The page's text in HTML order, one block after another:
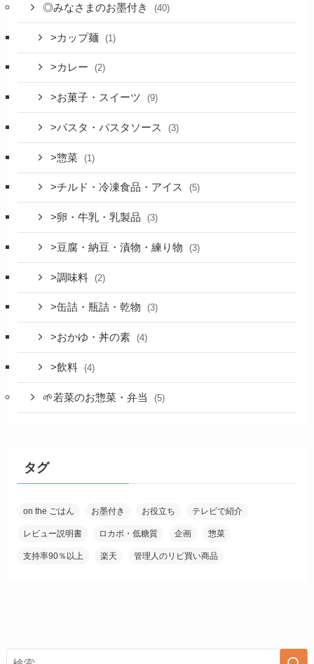
◎みなさまのお墨付き (40)
>カップ麺 (1)
>カレー (2)
>お菓子・スイーツ (9)
>パスタ・パスタソース (3)
>惣菜 (1)
>チルド・冷凍食品・アイス (5)
>卵・牛乳・乳製品 (3)
>豆腐・納豆・漬物・練り物 (3)
>調味料 (2)
>缶詰・瓶詰・乾物 (3)
>おかゆ・丼の素 (4)
>飲料 (4)
🌱若菜のお惣菜・弁当 (5)
タグ
on the ごはん お墨付き お役立ち テレビで紹介
レビュー説明書 ロカボ・低糖質 企画 惣菜
支持率90％以上 楽天 管理人のリピ買い商品